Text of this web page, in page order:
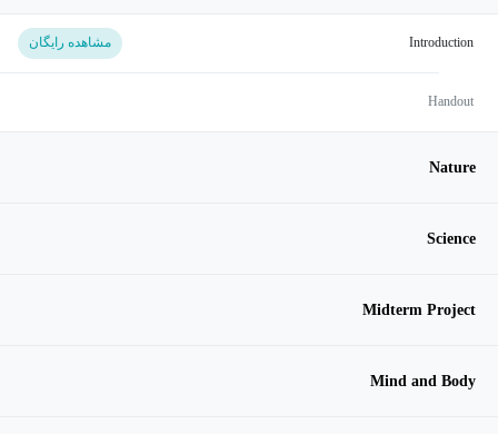
مشاهده رایگان
Nature
Science
Midterm Project
Mind and Body